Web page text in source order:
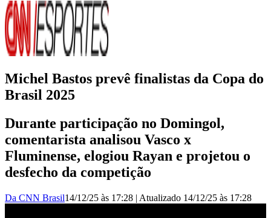
Michel Bastos prevê finalistas da Copa do
Brasil 2025
Durante participação no Domingol,
comentarista analisou Vasco x
Fluminense, elogiou Rayan e projetou o
desfecho da competição
Da CNN Brasil14/12/25 às 17:28 | Atualizado 14/12/25 às 17:28